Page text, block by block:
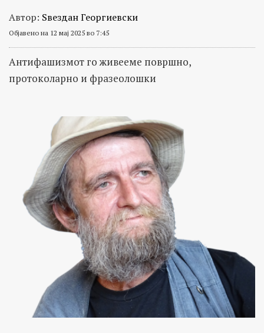
Автор: Ѕвездан Георгиевски
Објавено на 12 мај 2025 во 7:45
Aнтифашизмот го живееме површно,
протоколарно и фразеолошки